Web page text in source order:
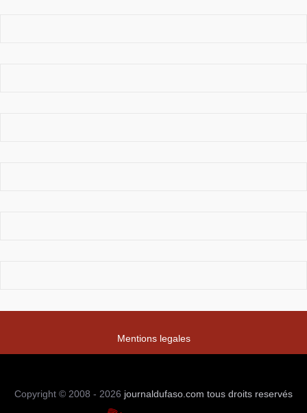
Mentions legales
Copyright © 2008 - 2026 journaldufaso.com tous droits reservés